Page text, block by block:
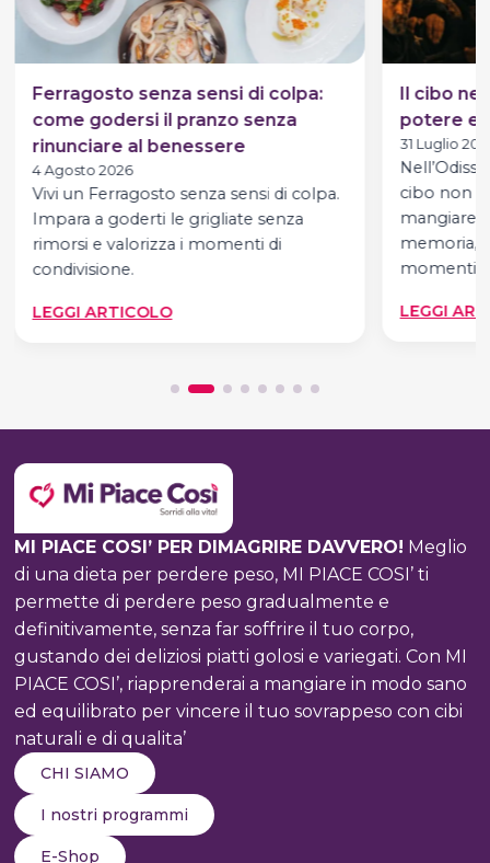
Ferragosto senza sensi di colpa:
come godersi il pranzo senza
rinunciare al benessere
4 Agosto 2026
Vivi un Ferragosto senza sensi di colpa.
Impara a goderti le grigliate senza
rimorsi e valorizza i momenti di
condivisione.
LEGGI ARTICOLO:
SENSI
COME
GODERSI
IL
PRANZO
SENZA
RINUNCIARE
AL
BENESSERE
Il cibo
potere e
31 Luglio
cibo non è
mangiare.
memoria,
momenti,…
LEGGI
MI PIACE COSI’ PER DIMAGRIRE DAVVERO! Meglio
di una dieta per perdere peso, MI PIACE COSI’ ti
permette di perdere peso gradualmente e
definitivamente, senza far soffrire il tuo corpo,
gustando dei deliziosi piatti golosi e variegati. Con MI
PIACE COSI’, riapprenderai a mangiare in modo sano
ed equilibrato per vincere il tuo sovrappeso con cibi
naturali e di qualita’
CHI SIAMO
I nostri programmi
E-Shop